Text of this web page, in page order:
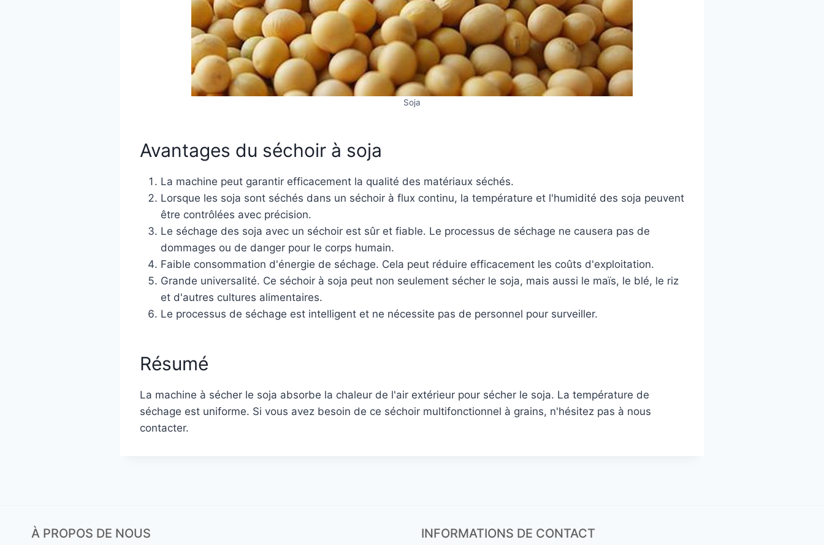
Soja
Avantages du séchoir à soja
La machine peut garantir efficacement la qualité des matériaux séchés.
Lorsque les soja sont séchés dans un séchoir à flux continu, la température et l'humidité des soja peuvent
être contrôlées avec précision.
Le séchage des soja avec un séchoir est sûr et fiable. Le processus de séchage ne causera pas de
dommages ou de danger pour le corps humain.
Faible consommation d'énergie de séchage. Cela peut réduire efficacement les coûts d'exploitation.
Grande universalité. Ce séchoir à soja peut non seulement sécher le soja, mais aussi le maïs, le blé, le riz
et d'autres cultures alimentaires.
Le processus de séchage est intelligent et ne nécessite pas de personnel pour surveiller.
Résumé
La machine à sécher le soja absorbe la chaleur de l'air extérieur pour sécher le soja. La température de
séchage est uniforme. Si vous avez besoin de ce séchoir multifonctionnel à grains, n'hésitez pas à nous
contacter.
À PROPOS DE NOUS INFORMATIONS DE CONTACT